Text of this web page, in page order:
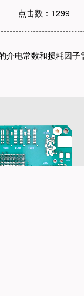
点击数：1299
电常数和损耗因